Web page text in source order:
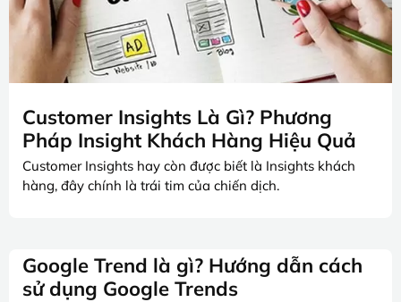
Customer Insights Là Gì? Phương
Pháp Insight Khách Hàng Hiệu Quả
Customer Insights hay còn được biết là Insights khách
hàng, đây chính là trái tim của chiến dịch.
Google Trend là gì? Hướng dẫn cách
sử dụng Google Trends